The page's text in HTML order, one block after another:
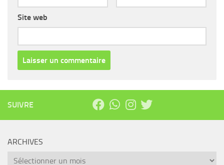
Site web
SUIVRE
ARCHIVES
Archives